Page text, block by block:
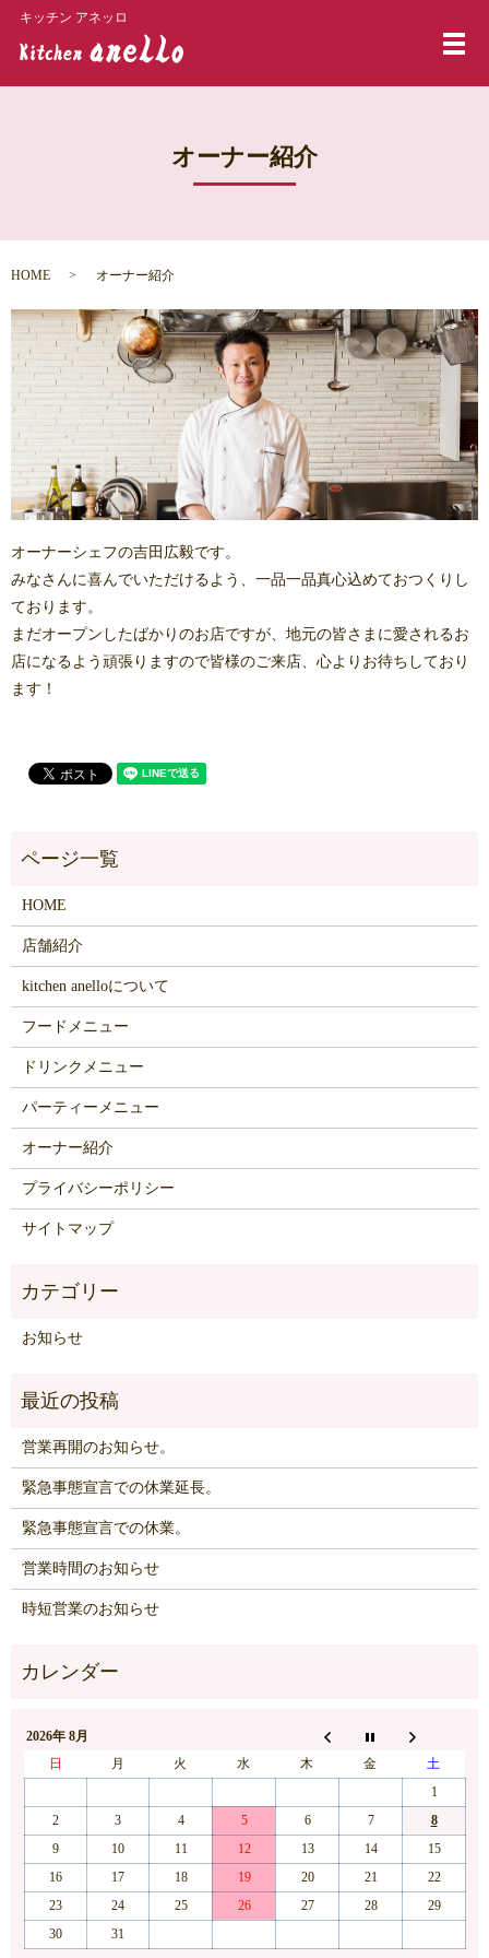
キッチン アネッロ
メ
オーナー紹介
HOME オーナー紹介
オーナーシェフの吉田広毅です。
みなさんに喜んでいただけるよう、一品一品真心込めておつくりし
ております。
まだオープンしたばかりのお店ですが、地元の皆さまに愛されるお
店になるよう頑張りますので皆様のご来店、心よりお待ちしており
ます！
HOME
店舗紹介
kitchen anelloについて
フードメニュー
ドリンクメニュー
パーティーメニュー
オーナー紹介
プライバシーポリシー
サイトマップ
お知らせ
営業再開のお知らせ。
緊急事態宣言での休業延長。
緊急事態宣言での休業。
営業時間のお知らせ
時短営業のお知らせ
2026年 8月
日
月 火 水 木 金
土
1
2
3 4 5 6 7
8
9
10 11 12 13 14
15
16
17 18 19 20 21
22
23
24 25 26 27 28
29
30
31